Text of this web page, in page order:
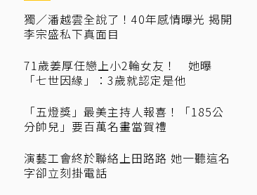
獨／潘越雲全說了！40年感情曝光 揭開
李宗盛私下真面目
71歲姜厚任戀上小2輪女友！ 她曝
「七世因緣」：3歲就認定是他
「五燈獎」最美主持人報喜！「185公
分帥兒」要百萬名畫當賀禮
演藝工會終於聯絡上田路路 她一聽這名
字卻立刻掛電話